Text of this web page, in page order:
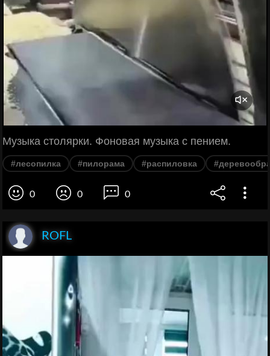
Музыка столярки. Фоновая музыка с пением.
#лесопилка #пилорама #распиловка
0 0 0
ROFL